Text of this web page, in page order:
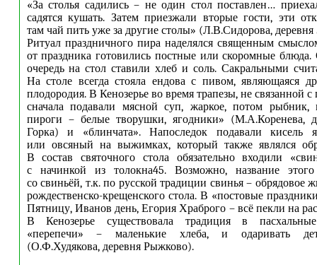
«За столья садились – не один стол поставлен…
садятся кушать. Затем приезжали вторые гости, эти
там чай пить уже за другие столы» (Л.В.Сидорова, деревня
Ритуал праздничного пира наделялся священным
от праздника готовились постные или скоромные
очередь на стол ставили хлеб и соль. Сакральными
На столе всегда стояла ендова с пивом, являющаяся
плодородия. В Кенозерье во время трапезы, не связанной с
сначала подавали мясной суп, жаркое, потом
пироги – белые творушки, ягодники» (М.А.Коренева,
Горка) и «блинчата». Напоследок подавали кисель
или овсяный на выжимках, который также являлся
В состав святочного стола обязательно входили
с начинкой из толокна45. Возможно, название этого
со свиньёй, т.к. по русской традиции свинья – обрядовое
рождественско-крещенского стола. В «постовые
Пятницу, Иванов день, Егория Храброго – всё пекли на
В Кенозерье существовала традиция в
«перепечи» – маленькие хлеба, и одаривать
(О.Ф.Худякова, деревня Рыжково).